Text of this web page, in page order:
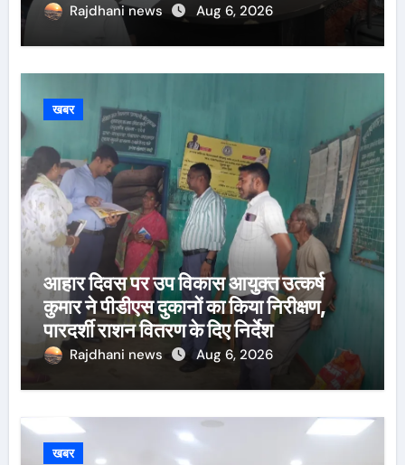
Rajdhani news Aug 6, 2026
खबर
आहार दिवस पर उप विकास आयुक्त उत्कर्ष
कुमार ने पीडीएस दुकानों का किया निरीक्षण,
पारदर्शी राशन वितरण के दिए निर्देश
Rajdhani news Aug 6, 2026
खबर